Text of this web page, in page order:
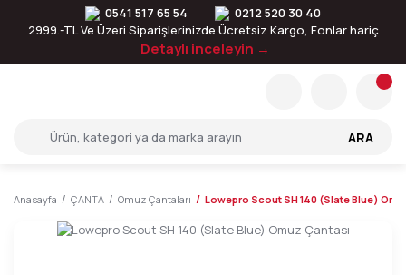
0541 517 65 54
0212 520 30 40
2999.-TL Ve Üzeri Siparişlerinizde Ücretsiz Kargo, Fonlar hariç
Detaylı inceleyin →
ARA
Anasayfa ÇANTA Omuz Çantaları Lowepro Scout SH 140 (Slate Blue)